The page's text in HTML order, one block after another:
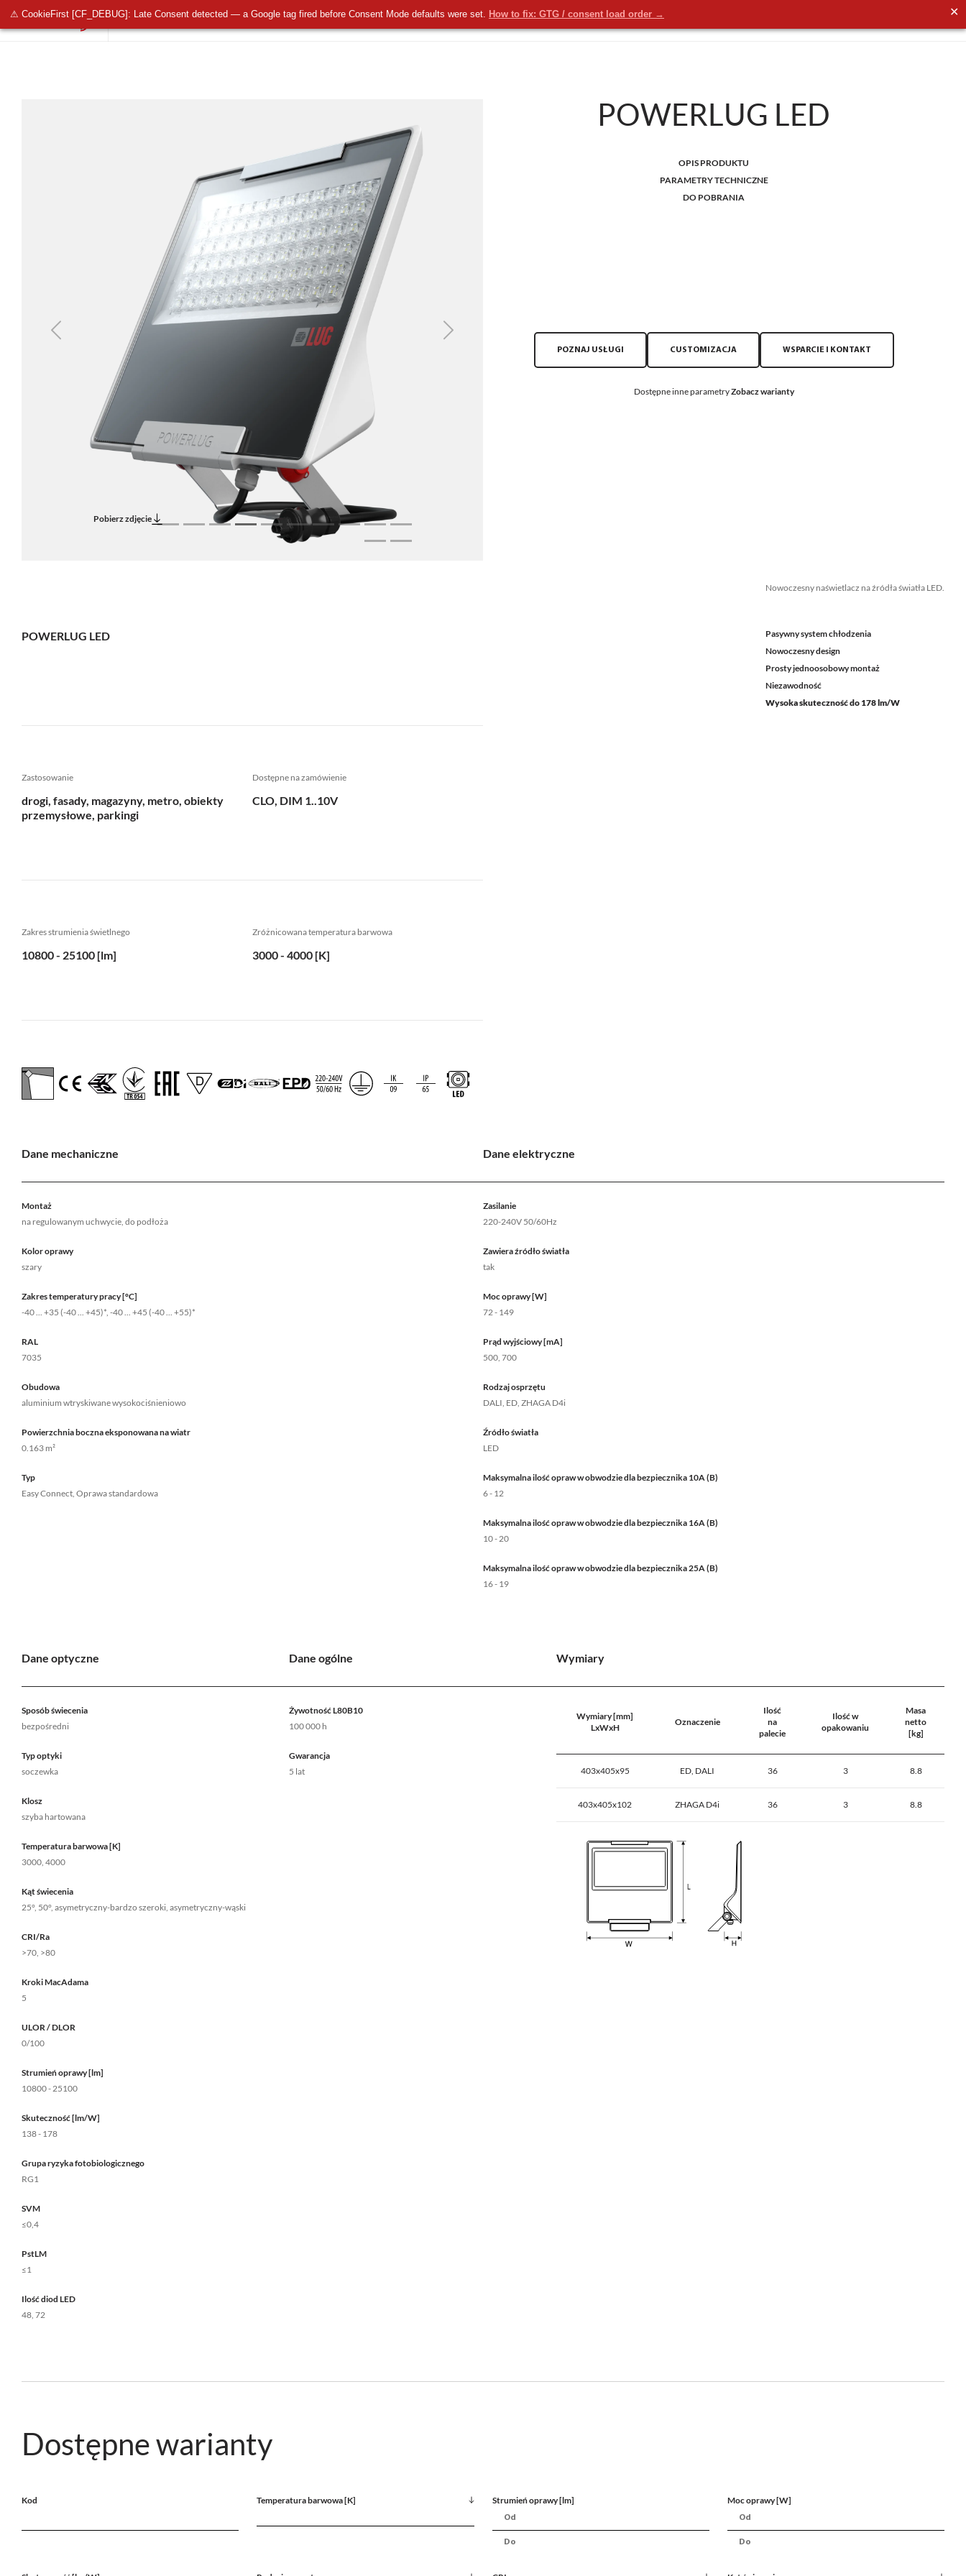
⚠ CookieFirst [CF_DEBUG]: Late Consent detected — a Google tag fired before Consent Mode defaults were set. How to fix: GTG / consent load order → ✕
OŚWIETLENIE KOMERCYJNE
Previous Next
Pobierz zdjęcie
POWERLUG LED
OPIS PRODUKTU
PARAMETRY TECHNICZNE
DO POBRANIA
POZNAJ USŁUGI CUSTOMIZACJA WSPARCIE I KONTAKT
Dostępne inne parametryZobacz warianty
POWERLUG LED
Nowoczesny naświetlacz na źródła światła LED.
Pasywny system chłodzenia
Nowoczesny design
Prosty jednoosobowy montaż
Niezawodność
Wysoka skuteczność do 178 lm/W
Zastosowanie
drogi, fasady, magazyny, metro, obiekty
przemysłowe, parkingi
Dostępne na zamówienie
CLO, DIM 1..10V
Zakres strumienia świetlnego
10800 - 25100 [lm]
Zróżnicowana temperatura barwowa
3000 - 4000 [K]
Dane mechaniczne
Montaż
na regulowanym uchwycie, do podłoża
Kolor oprawy
szary
Zakres temperatury pracy [°C]
-40 ... +35 (-40 ... +45)*, -40 ... +45 (-40 ... +55)*
RAL
7035
Obudowa
aluminium wtryskiwane wysokociśnieniowo
Powierzchnia boczna eksponowana na wiatr
0.163 m²
Typ
Easy Connect, Oprawa standardowa
Dane elektryczne
Zasilanie
220-240V 50/60Hz
Zawiera źródło światła
tak
Moc oprawy [W]
72 - 149
Prąd wyjściowy [mA]
500, 700
Rodzaj osprzętu
DALI, ED, ZHAGA D4i
Źródło światła
LED
Maksymalna ilość opraw w obwodzie dla bezpiecznika 10A (B)
6 - 12
Maksymalna ilość opraw w obwodzie dla bezpiecznika 16A (B)
10 - 20
Maksymalna ilość opraw w obwodzie dla bezpiecznika 25A (B)
16 - 19
Dane optyczne
Sposób świecenia
bezpośredni
Typ optyki
soczewka
Klosz
szyba hartowana
Temperatura barwowa [K]
3000, 4000
Kąt świecenia
25°, 50°, asymetryczny-bardzo szeroki, asymetryczny-wąski
CRI/Ra
>70, >80
Kroki MacAdama
5
ULOR / DLOR
0/100
Strumień oprawy [lm]
10800 - 25100
Skuteczność [lm/W]
138 - 178
Grupa ryzyka fotobiologicznego
RG1
SVM
≤0,4
PstLM
≤1
Ilość diod LED
48, 72
Dane ogólne
Żywotność L80B10
100 000 h
Gwarancja
5 lat
Wymiary
Wymiary [mm]
LxWxH
Oznaczenie
Ilość
na
palecie
Ilość w
opakowaniu
Masa
netto
[kg]
403x405x95 ED, DALI 36 3 8.8
403x405x102 ZHAGA D4i 36 3 8.8
Dostępne warianty
Kod Temperatura barwowa [K] Strumień oprawy [lm] Moc oprawy [W]